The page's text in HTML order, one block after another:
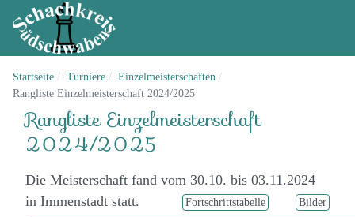
Startseite Turniere
Einzelmeisterschaften
Rangliste Einzelmeisterschaft 2024/2025
Rangliste Einzelmeisterschaft
2024/2025
Die Meisterschaft fand vom 30.10. bis 03.11.2024
in Immenstadt statt.
Fortschrittstabelle Bilder